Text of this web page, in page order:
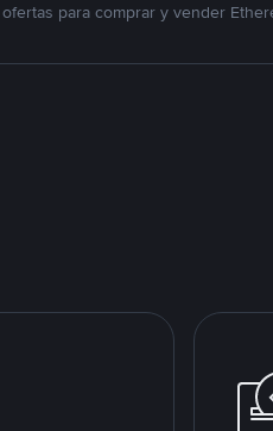
para comprar y vender